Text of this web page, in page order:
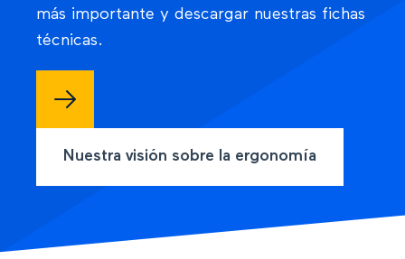
más importante y descargar nuestras fichas
técnicas.
Nuestra visión sobre la ergonomía